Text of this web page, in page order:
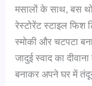
मसालों के साथ, बस
रेस्टोरेंट स्टाइल फिश
स्मोकी और चटपटा
जादुई स्वाद का
बनाकर अपने घर में